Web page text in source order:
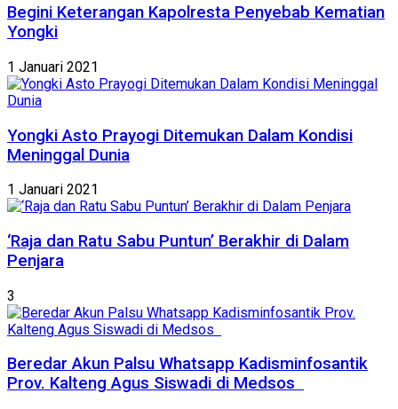
Begini Keterangan Kapolresta Penyebab Kematian
Yongki
1 Januari 2021
Yongki Asto Prayogi Ditemukan Dalam Kondisi
Meninggal Dunia
1 Januari 2021
‘Raja dan Ratu Sabu Puntun’ Berakhir di Dalam
Penjara
3
Beredar Akun Palsu Whatsapp Kadisminfosantik
Prov. Kalteng Agus Siswadi di Medsos